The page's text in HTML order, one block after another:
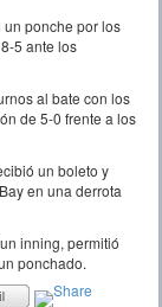
ponche por los
5 ante los
al bate con los
de 5-0 frente a los
un boleto y
en una derrota
inning, permitió
ponchado.